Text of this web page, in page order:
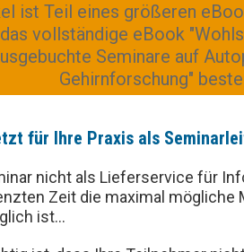
ist Teil eines größeren
vollständige eBook
Seminare auf
Gehirnforschung"
für Ihre Praxis als
nicht als Lieferservice für
Zeit die maximal mögliche
ist...